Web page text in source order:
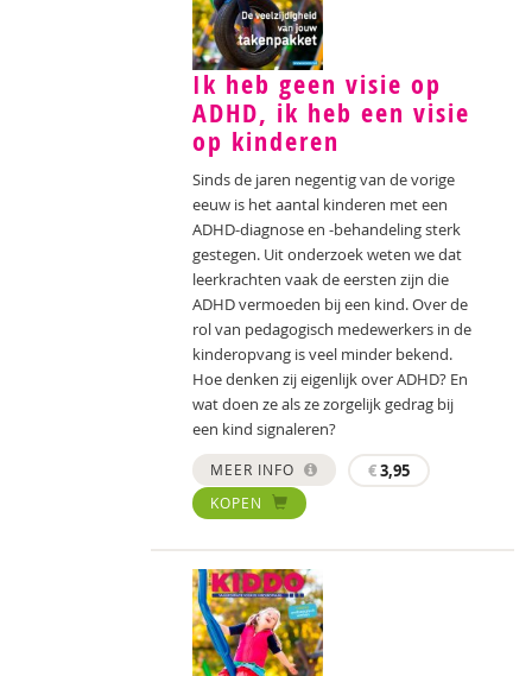
Ik heb geen visie op
ADHD, ik heb een visie
op kinderen
Sinds de jaren negentig van de vorige
eeuw is het aantal kinderen met een
ADHD-diagnose en -behandeling sterk
gestegen. Uit onderzoek weten we dat
leerkrachten vaak de eersten zijn die
ADHD vermoeden bij een kind. Over de
rol van pedagogisch medewerkers in de
kinderopvang is veel minder bekend.
Hoe denken zij eigenlijk over ADHD? En
wat doen ze als ze zorgelijk gedrag bij
een kind signaleren?
MEER INFO €3,95
KOPEN